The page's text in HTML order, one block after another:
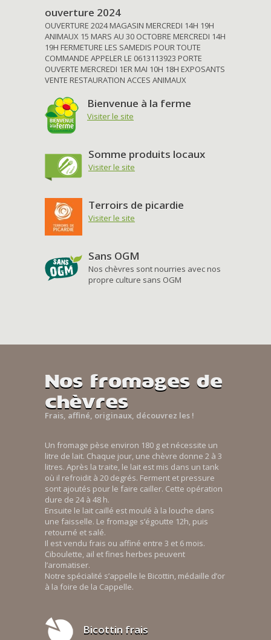
ouverture 2024
OUVERTURE 2024 MAGASIN MERCREDI 14H 19H
ANIMAUX 15 MARS AU 30 OCTOBRE MERCREDI 14H
19H FERMETURE LES SAMEDIS POUR TOUTE
COMMANDE APPELER LE 0613113923 PORTE
OUVERTE MERCREDI 1ER MAI 10H 18H EXPOSANTS
VENTE RESTAURATION ACCES ANIMAUX
Bienvenue à la ferme
Visiter le site
Somme produits locaux
Visiter le site
Terroirs de picardie
Visiter le site
Sans OGM
Nos chèvres sont nourries avec nos
propre culture sans OGM
Nos fromages de
chèvres
Frais, affiné, originaux, découvrez les !
Un fromage pèse environ 180 g et nécessite un
litre de lait. Chaque jour, une chèvre donne 2 à 3
litres. Après la traite, le lait est mis dans un tank
où il refroidit à 20 degrés. Ferment et pressure
sont ajoutés pour le faire cailler. Cette opération
dure de 24 à 48 h.
Ensuite le lait caillé est moulé à la louche dans
une faisselle. Le fromage s’égoutte 12h, puis
retourné et salé.
Il est vendu frais ou affiné entre 3 et 6 mois.
Ciboulette, ail et fines herbes peuvent
l’aromatiser.
Notre spécialité s’appelle le Bicottin, médaille d’or
à la foire de la Cappelle.
Bicottin frais